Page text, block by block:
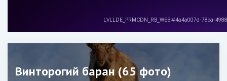
Винторогий баран (65 фото)